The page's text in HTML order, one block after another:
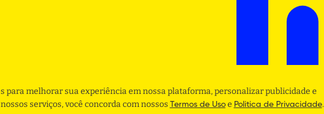
para melhorar sua experiência em nossa plataforma, personalizar publicidade e
serviços, você concorda com nossos Termos de Usoe Politica de Privacidade.